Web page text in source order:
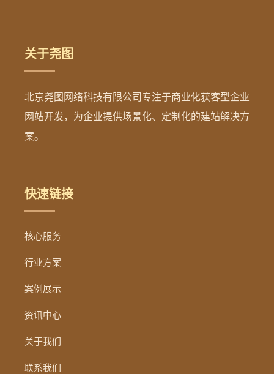
关于尧图
北京尧图网络科技有限公司专注于商业化获客型企业
网站开发，为企业提供场景化、定制化的建站解决方
案。
快速链接
核心服务
行业方案
案例展示
资讯中心
关于我们
联系我们